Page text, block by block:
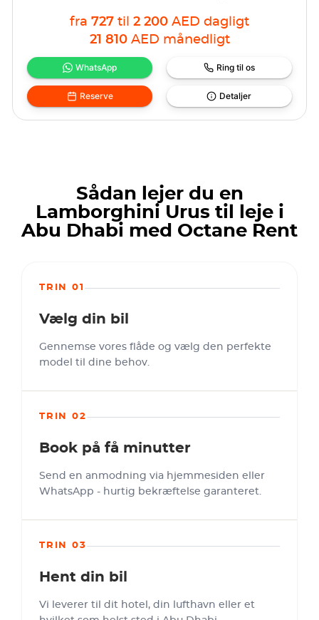
fra 727 til 2 200 AED dagligt
21 810 AED månedligt
WhatsApp Ring til os
Reserve Detaljer
Sådan lejer du en
Lamborghini Urus til leje i
Abu Dhabi med Octane Rent
TRIN 01
Vælg din bil
Gennemse vores flåde og vælg den perfekte
model til dine behov.
TRIN 02
Book på få minutter
Send en anmodning via hjemmesiden eller
WhatsApp - hurtig bekræftelse garanteret.
TRIN 03
Hent din bil
Vi leverer til dit hotel, din lufthavn eller et